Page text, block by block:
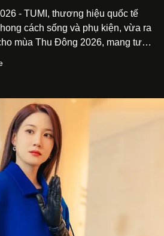
- TUMI, thương hiệu quốc tế
cách sống và phụ kiện, vừa ra
mùa Thu Đông 2026, mang tư
đại bằng thiết kế sắc nét, chuẩn